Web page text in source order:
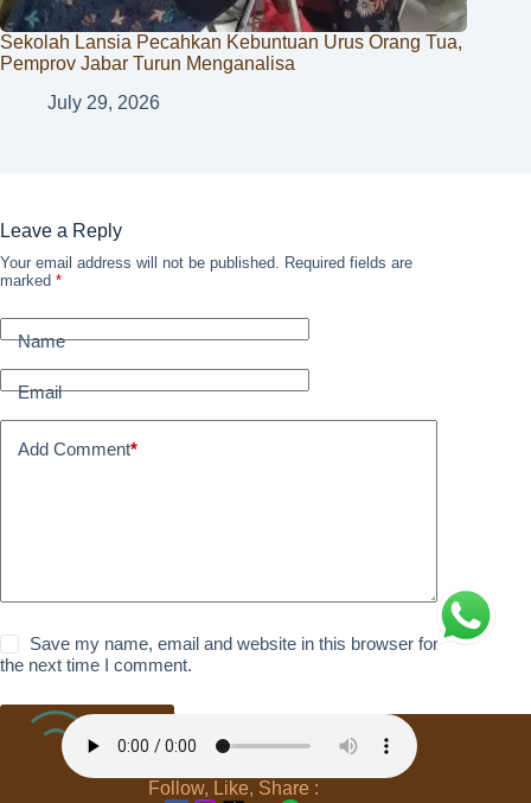
Sekolah Lansia Pecahkan Kebuntuan Urus Orang Tua,
Pemprov Jabar Turun Menganalisa
July 29, 2026
Leave a Reply
Your email address will not be published.
Required fields are
marked *
Name
Email
Add Comment*
Save my name, email and website in this browser for
the next time I comment.
Post Comment
Follow, Like, Share :